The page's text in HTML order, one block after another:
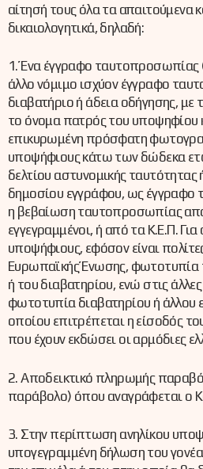
αίτησή τους όλα τα απαιτούμενα
δικαιολογητικά, δηλαδή:
1. Ένα έγγραφο ταυτοπροσωπίας
άλλο νόμιμο ισχύον έγγραφο
διαβατήριο ή άδεια οδήγησης, με
το όνομα πατρός του υποψηφίου
επικυρωμένη πρόσφατη
υποψήφιους κάτω των δώδεκα
δελτίου αστυνομικής
δημοσίου εγγράφου, ως έγγραφο
η βεβαίωση ταυτοπροσωπίας
εγγεγραμμένοι, ή από τα Κ.Ε.Π.
υποψήφιους, εφόσον είναι
Ευρωπαϊκής Ένωσης, φωτοτυπία
ή του διαβατηρίου, ενώ στις
φωτοτυπία διαβατηρίου ή άλλου
οποίου επιτρέπεται η είσοδός
που έχουν εκδώσει οι αρμόδιες
2. Αποδεικτικό πληρωμής
παράβολο) όπου αναγράφεται ο
3. Στην περίπτωση ανηλίκου
υπογεγραμμένη δήλωση του